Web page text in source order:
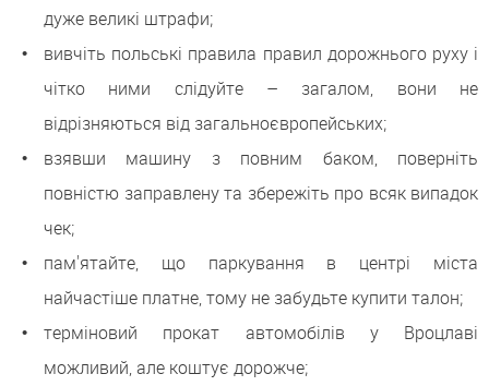
дуже великі штрафи;
вивчіть польські правила правил дорожнього руху і
чітко ними слідуйте – загалом, вони не
відрізняються від загальноєвропейських;
взявши машину з повним баком, поверніть
повністю заправлену та збережіть про всяк випадок
чек;
пам'ятайте, що паркування в центрі міста
найчастіше платне, тому не забудьте купити талон;
терміновий прокат автомобілів у Вроцлаві
можливий, але коштує дорожче;